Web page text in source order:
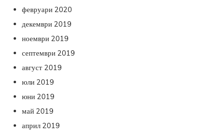
февруари 2020
декември 2019
ноември 2019
септември 2019
август 2019
юли 2019
юни 2019
май 2019
април 2019